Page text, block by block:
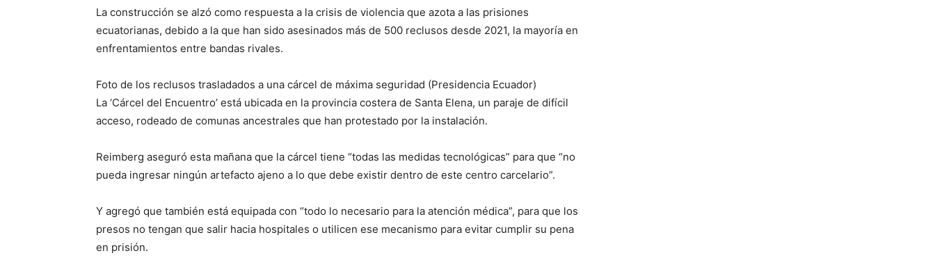
La construcción se alzó como respuesta a la crisis de violencia que azota a las prisiones
ecuatorianas, debido a la que han sido asesinados más de 500 reclusos desde 2021, la mayoría en
enfrentamientos entre bandas rivales.
Foto de los reclusos trasladados a una cárcel de máxima seguridad (Presidencia Ecuador)
La ‘Cárcel del Encuentro’ está ubicada en la provincia costera de Santa Elena, un paraje de difícil
acceso, rodeado de comunas ancestrales que han protestado por la instalación.
Reimberg aseguró esta mañana que la cárcel tiene “todas las medidas tecnológicas” para que “no
pueda ingresar ningún artefacto ajeno a lo que debe existir dentro de este centro carcelario”.
Y agregó que también está equipada con “todo lo necesario para la atención médica”, para que los
presos no tengan que salir hacia hospitales o utilicen ese mecanismo para evitar cumplir su pena
en prisión.